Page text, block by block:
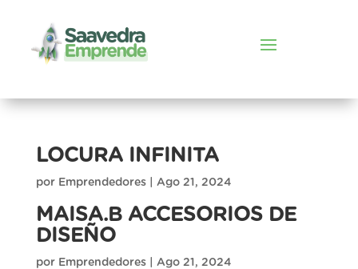
LOCURA INFINITA
por Emprendedores| Ago 21, 2024
MAISA.B ACCESORIOS DE
DISEÑO
por Emprendedores| Ago 21, 2024